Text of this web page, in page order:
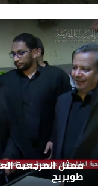
ممثل المرجعية
طويريج